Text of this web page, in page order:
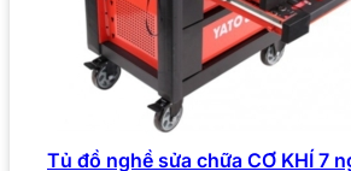
Tủ đồ nghề sửa chữa CƠ KHÍ 7